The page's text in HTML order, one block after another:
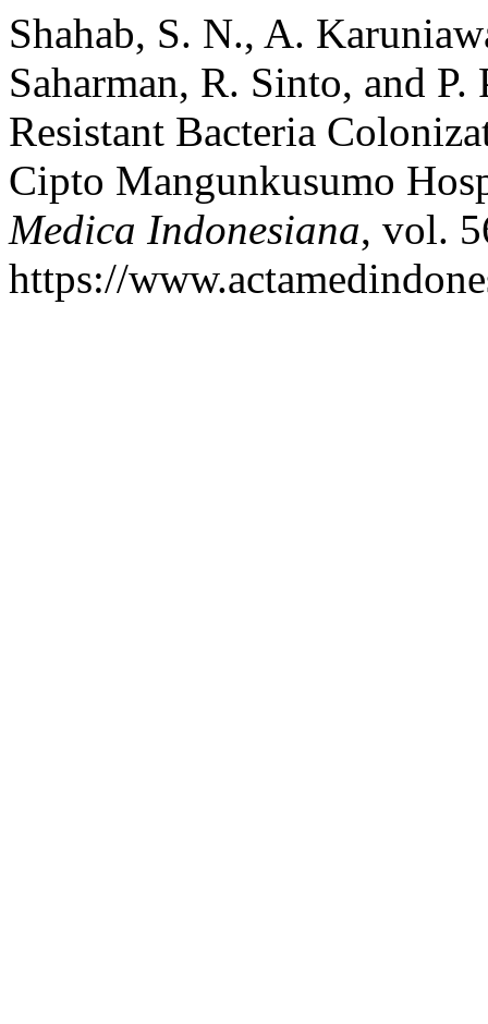
Shahab, S. N., A.
Saharman, R. Sinto, and
Resistant Bacteria
Cipto Mangunkusumo
Medica Indonesiana, vol.
https://